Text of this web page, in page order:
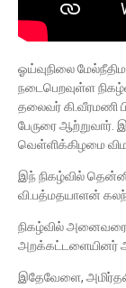
ஓய்வுநிலை
நடைபெறவுள்ள
தலைவர் கி.வீரமணி
பேருரை
வெள்ளிக்கிழமை
இந் நிகழ்வில்
வி.பத்மதயாளன்
நிகழ்வில்
அறக்கட்டளையினர்
இதேவேளை,